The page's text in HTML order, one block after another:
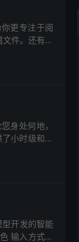
更专注于阅
件。还有丰
身处何地，
小时级和未
开发的智能
输入方式丰